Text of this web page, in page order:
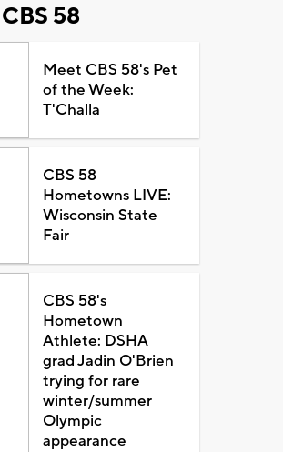
58
Meet CBS 58's Pet
of the Week:
T'Challa
CBS 58
Hometowns LIVE:
Wisconsin State
Fair
CBS 58's
Hometown
Athlete: DSHA
grad Jadin O'Brien
trying for rare
winter/summer
Olympic
appearance